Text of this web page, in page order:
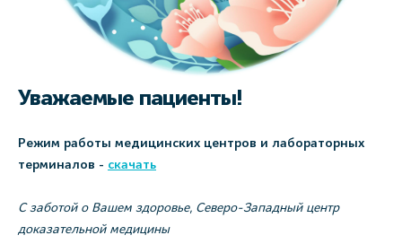
Уважаемые пациенты!
Режим работы медицинских центров и лабораторных
терминалов - скачать
С заботой о Вашем здоровье, Северо-Западный центр
доказательной медицины